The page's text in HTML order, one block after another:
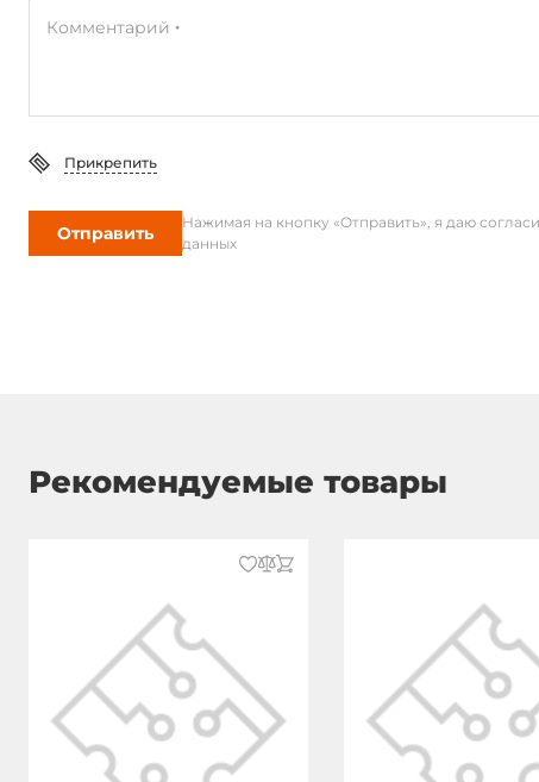
Комментарий
Прикрепить
Отправить
Нажимая на кнопку «Отправить», я даю
данных
Рекомендуемые товары